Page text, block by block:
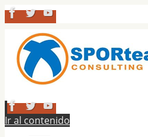
Ir al contenido